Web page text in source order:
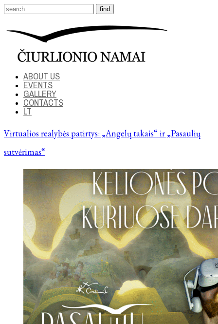
ABOUT US
EVENTS
GALLERY
CONTACTS
LT
Virtualios realybės patirtys: „Angelų takais“ ir „Pasaulių
sutvėrimas“